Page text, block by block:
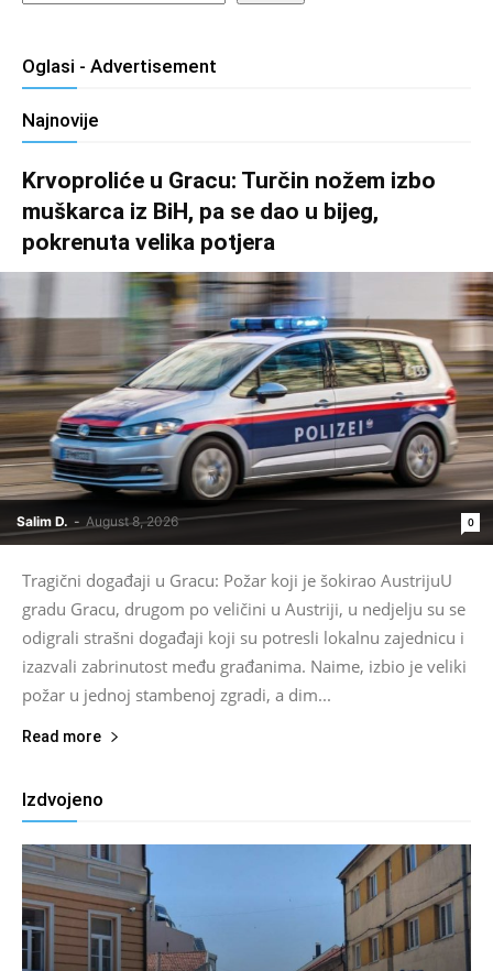
Oglasi - Advertisement
Najnovije
Krvoproliće u Gracu: Turčin nožem izbo
muškarca iz BiH, pa se dao u bijeg,
pokrenuta velika potjera
Salim D. - August 8, 2026 0
Tragični događaji u Gracu: Požar koji je šokirao AustrijuU
gradu Gracu, drugom po veličini u Austriji, u nedjelju su se
odigrali strašni događaji koji su potresli lokalnu zajednicu i
izazvali zabrinutost među građanima. Naime, izbio je veliki
požar u jednoj stambenoj zgradi, a dim...
Read more
Izdvojeno